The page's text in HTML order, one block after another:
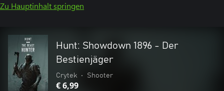
Zu Hauptinhalt springen
Hunt: Showdown 1896 - Der
Bestienjäger
Crytek • Shooter
€ 6,99